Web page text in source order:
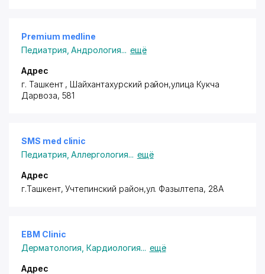
Premium medline
Педиатрия ,Андрология... ещё
Адрес
г. Ташкент , Шайхантахурский район,улица Кукча
Дарвоза, 581
SMS med clinic
Педиатрия ,Аллергология... ещё
Адрес
г.Ташкент,Учтепинский район,ул. Фазылтепа, 28А
EBM Clinic
Дерматология ,Кардиология... ещё
Адрес